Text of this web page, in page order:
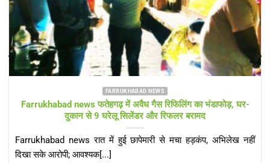
FARRUKHABAD NEWS KAIMGANJ NEWS
KAIMGANJ NEWS प्रधानमंत्री आवास योजना पर उठे सवाल! कच्चे
टीनशेड में गुजर रही जिंदगी, कई बार गुहार के बाद भी नहीं मिला गरीबों को
पक्का आशियाना
KAIMGANJ NEWS कायमगंज, फर्रुखाबाद। केंद्र सरकार की महत्वाकांक्षी